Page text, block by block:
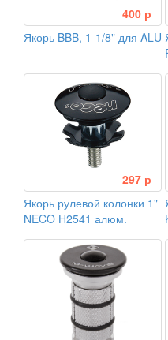
400 р
Якорь BBB, 1-1/8" для ALU
297 р
Якорь рулевой колонки 1"
NECO H2541 алюм.